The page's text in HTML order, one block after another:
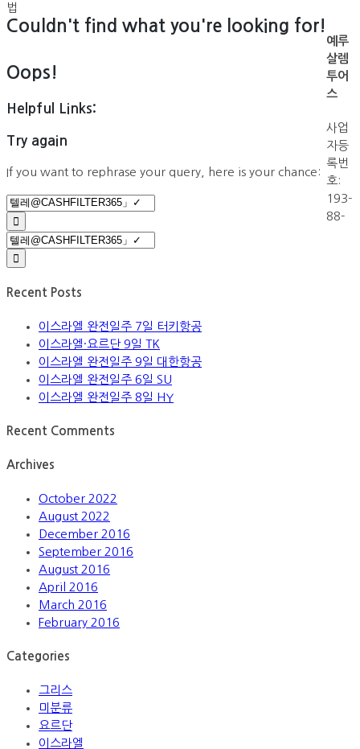
법
Couldn't find what you're looking for!
Oops!
Helpful Links:
Try again
If you want to rephrase your query, here is your chance:
Search
for:
Search
for:
Recent Posts
이스라엘 완전일주 7일 터키항공
이스라엘·요르단 9일 TK
이스라엘 완전일주 9일 대한항공
이스라엘 완전일주 6일 SU
이스라엘 완전일주 8일 HY
Recent Comments
Archives
October 2022
August 2022
December 2016
September 2016
August 2016
April 2016
March 2016
February 2016
Categories
그리스
미분류
요르단
이스라엘
예루
살렘
투어
스
사업
자등
록번
호:
193-
88-